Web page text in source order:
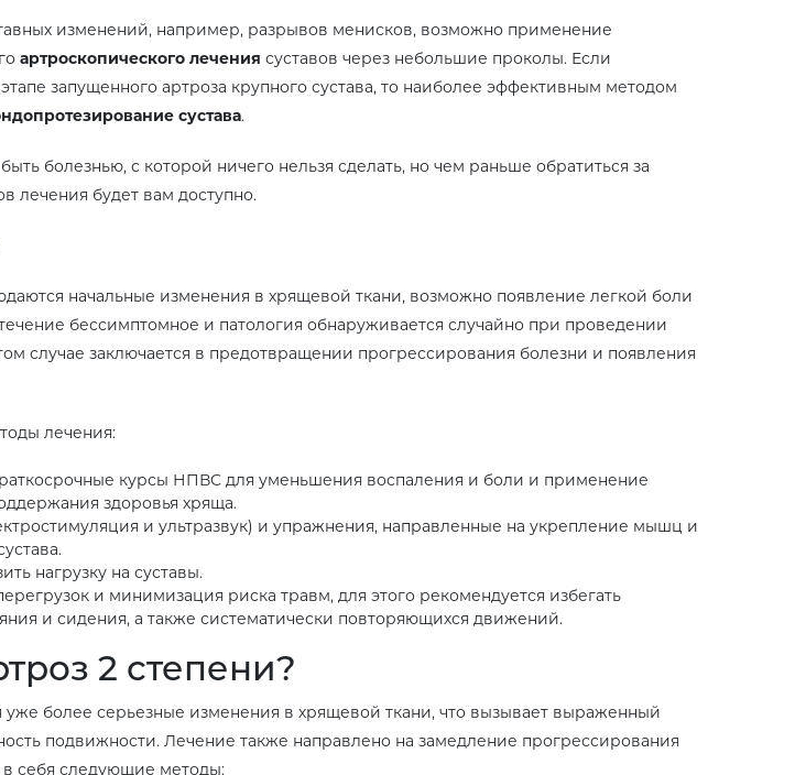
изменений, например, разрывов менисков, возможно применение
артроскопического лечения суставов через небольшие проколы. Если
запущенного артроза крупного сустава, то наиболее эффективным методом
сустава.
болезнью, с которой ничего нельзя сделать, но чем раньше обратиться за
лечения будет вам доступно.
начальные изменения в хрящевой ткани, возможно появление легкой боли
бессимптомное и патология обнаруживается случайно при проведении
случае заключается в предотвращении прогрессирования болезни и появления
лечения:
курсы НПВС для уменьшения воспаления и боли и применение
здоровья хряща.
и ультразвук) и упражнения, направленные на укрепление мышц и
нагрузку на суставы.
и минимизация риска травм, для этого рекомендуется избегать
и сидения, а также систематически повторяющихся движений.
2 степени?
более серьезные изменения в хрящевой ткани, что вызывает выраженный
подвижности. Лечение также направлено на замедление прогрессирования
себя следующие методы: